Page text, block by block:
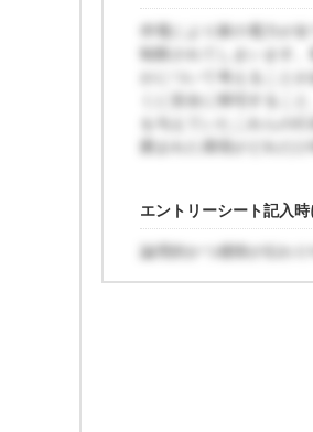
停電により家の電力が
かについて考えること
くに安全に帰宅するこ
を与えていたこれらの
エントリーシート記入
論理的かつ感情が伝わ